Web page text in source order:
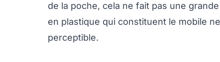
de la poche, cela ne fait pas une
en plastique qui constituent le mobile
perceptible.